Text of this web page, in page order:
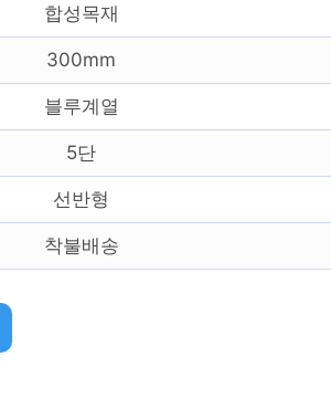
합성목재
300mm
블루계열
5단
선반형
착불배송